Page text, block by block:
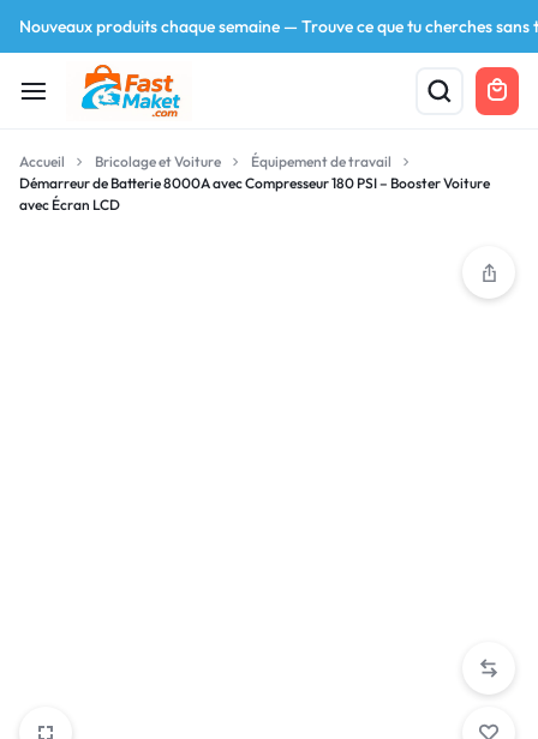
Nouveaux produits chaque semaine — Trouve ce que tu cherches sans
Accueil Bricolage et Voiture
Équipement de travail
Démarreur de Batterie 8000A avec Compresseur 180 PSI – Booster Voiture
avec Écran LCD